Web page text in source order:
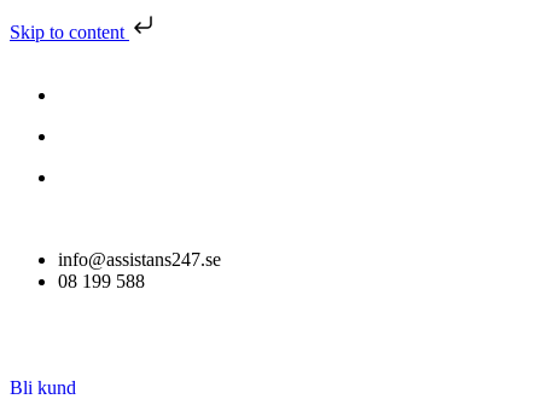
Skip to content
info@assistans247.se
08 199 588
Bli kund